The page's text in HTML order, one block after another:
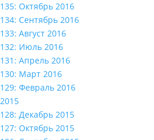
135: Октябрь 2016
134: Сентябрь 2016
133: Август 2016
132: Июль 2016
131: Апрель 2016
130: Март 2016
129: Февраль 2016
2015
128: Декабрь 2015
127: Октябрь 2015